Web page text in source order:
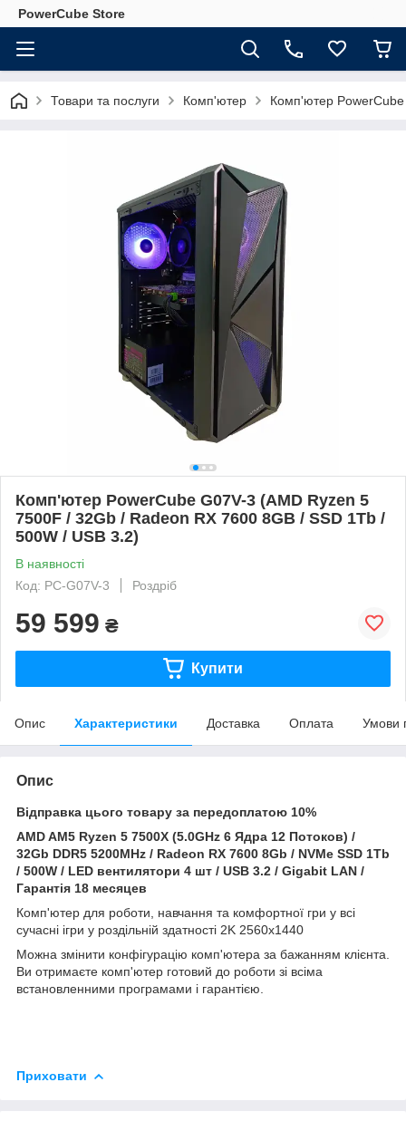
PowerCube Store
Товари та послуги Комп'ютер Комп'ютер
Комп'ютер PowerCube G07V-3 (AMD Ryzen 5
7500F / 32Gb / Radeon RX 7600 8GB / SSD 1Tb /
500W / USB 3.2)
В наявності
Код: PC-G07V-3
Роздріб
59 599 ₴
Купити
Опис Характеристики Доставка Оплата Умови
Опис
Відправка цього товару за передоплатою 10%
AMD AM5 Ryzen 5 7500X (5.0GHz 6 Ядра 12 Потоков) /
32Gb DDR5 5200MHz / Radeon RX 7600 8Gb / NVMe SSD 1Tb
/ 500W / LED вентилятори 4 шт / USB 3.2 / Gigabit LAN /
Гарантія 18 месяцев
Комп'ютер для роботи, навчання та комфортної гри у всі
сучасні ігри у роздільній здатності 2K 2560x1440
Можна змінити конфігурацію комп'ютера за бажанням клієнта.
Ви отримаєте комп'ютер готовий до роботи зі всіма
встановленними програмами і гарантією.
Приховати